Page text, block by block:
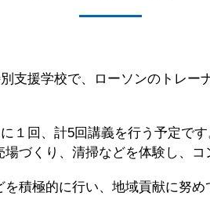
支援学校で、ローソンのトレ
１回、計5回講義を行う予定で
づくり、清掃などを体験し、
積極的に行い、地域貢献に努め